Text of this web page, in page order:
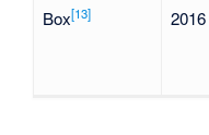
Box[13] 2016